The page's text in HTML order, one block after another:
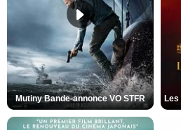
Mutiny Bande-annonce VO STFR